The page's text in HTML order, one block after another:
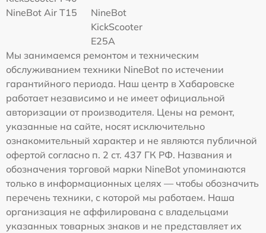
NineBot Air T15
NineBot
KickScooter
E25A
Мы занимаемся ремонтом и техническим
обслуживанием техники NineBot по истечении
гарантийного периода. Наш центр в Хабаровске
работает независимо и не имеет официальной
авторизации от производителя. Цены на ремонт,
указанные на сайте, носят исключительно
ознакомительный характер и не являются публичной
офертой согласно п. 2 ст. 437 ГК РФ. Названия и
обозначения торговой марки NineBot упоминаются
только в информационных целях — чтобы обозначить
перечень техники, с которой мы работаем. Наша
организация не аффилирована с владельцами
указанных товарных знаков и не представляет их